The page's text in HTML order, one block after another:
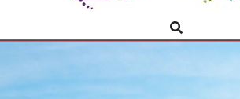
Navigation
Search